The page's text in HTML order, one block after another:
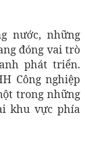
nước, những
đóng vai trò
phát triển.
Công nghiệp
trong những
khu vực phía